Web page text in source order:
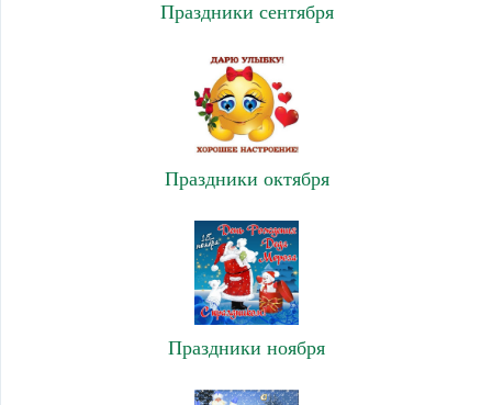
Праздники сентября
Праздники октября
Праздники ноября